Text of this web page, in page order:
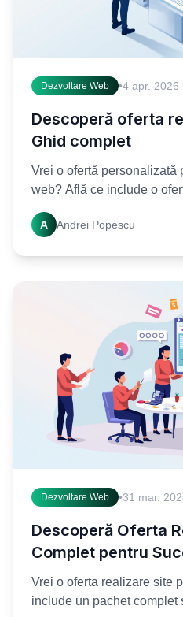
Dezvoltare Web •4 apr. 2026
Descoperă oferta
Ghid complet
Vrei o ofertă personalizată
web? Află ce include o
A Andrei Popescu
Dezvoltare Web •31 mar.
Descoperă Oferta
Complet pentru
Vrei o oferta realizare site
include un pachet complet